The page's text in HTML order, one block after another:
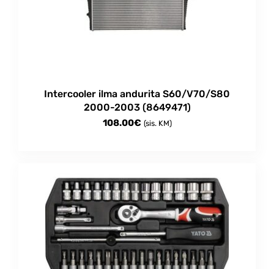
Intercooler ilma andurita S60/V70/S80
2000-2003 (8649471)
108.00€ (sis. KM)